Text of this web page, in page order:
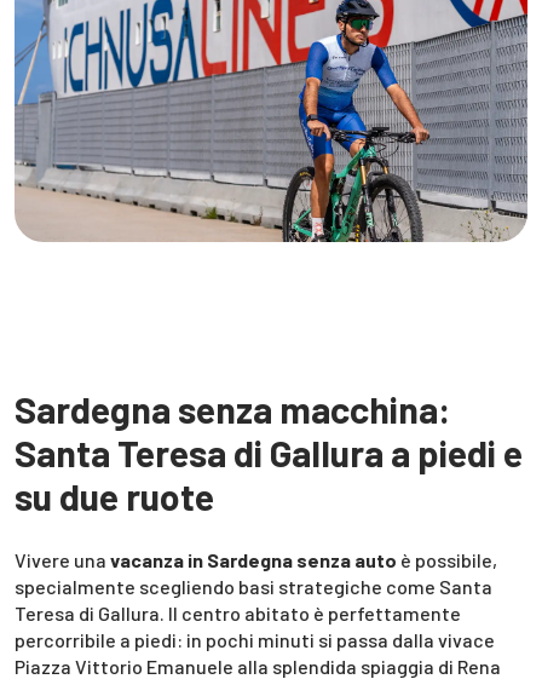
Sardegna senza macchina:
Santa Teresa di Gallura a piedi e
su due ruote
Vivere una vacanza in Sardegna senza auto è possibile,
specialmente scegliendo basi strategiche come Santa
Teresa di Gallura. Il centro abitato è perfettamente
percorribile a piedi: in pochi minuti si passa dalla vivace
Piazza Vittorio Emanuele alla splendida spiaggia di Rena